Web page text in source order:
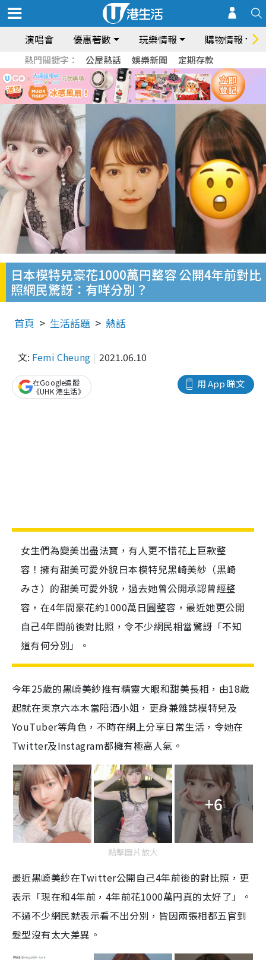
演唱會 優惠著數 玩樂情報 購物情報
熱門關鍵字： 公屋熱話 娛樂新聞 定期存款
日本模特兒豪花1000萬円整容 公開4年前對比
照網民驚訝：有咩分別？
首頁 生活話題 熱話
文: Femi Cheung 2021.06.10
用 App 睇文
在Google追蹤
《UHK 港生活》
女生們為變美出盡法寶，有人更不惜花上巨款整
容！擁有甜美可愛外貌日本模特兒黑崎美紗（黑崎
みさ）的甜美可愛外貌，過去她曾公開承認曾經整
容，在4年間豪花約1000萬日圓整容，最近她更公開
自己4年間前後對比照，令不少網民相當驚訝「不知
道有何分別」。
今年25歲的黑崎美紗推有精靈大眼和甜美長相，由18歲
起就在東京六本木當陪酒小姐，更身兼雜誌模特兒及
YouTuber等角色，不時在網上分享日常生活，令她在
Twitter及Instagram都擁有極高人氣。
+6
點擊圖片放大
最近黑崎美紗在Twitter公開自己4年前後的對比照，更
表示「現在和4年前， 4年前花1000萬円真的太好了」。
不過不少網民就表示看不出分別，皆因兩張相都五官到
髮型沒有太大差異。